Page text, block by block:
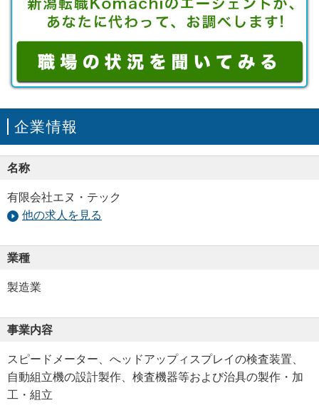
企業情報
名称
有限会社エヌ・テック
他の求人を見る
業種
製造業
事業内容
スピードメーター、へッドアップィスプレイの検査装置、
自動組立機の設計製作、検査機器等および治具の製作・加
工・組立